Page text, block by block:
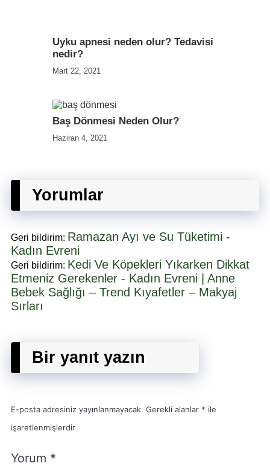
Uyku apnesi neden olur? Tedavisi
nedir?
Mart 22, 2021
Baş Dönmesi Neden Olur?
Haziran 4, 2021
Yorumlar
Geri bildirim: Ramazan Ayı ve Su Tüketimi -
Kadın Evreni
Geri bildirim: Kedi Ve Köpekleri Yıkarken Dikkat
Etmeniz Gerekenler - Kadın Evreni | Anne
Bebek Sağlığı – Trend Kıyafetler – Makyaj
Sırları
Bir yanıt yazın
E-posta adresiniz yayınlanmayacak. Gerekli alanlar * ile
işaretlenmişlerdir
Yorum *